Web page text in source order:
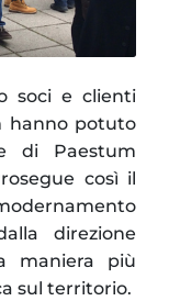
soci e clienti
hanno potuto
di Paestum
così il
direzione
maniera più
sul territorio.